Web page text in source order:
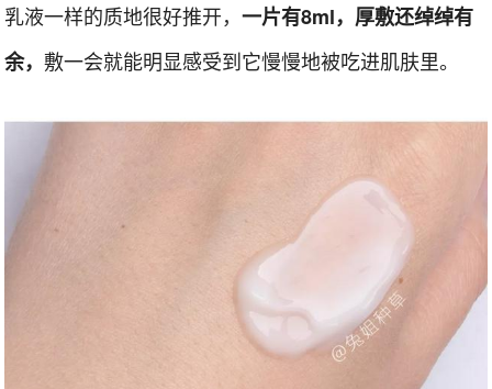
乳液一样的质地很好推开，一片有8ml，厚敷还绰绰有
余，敷一会就能明显感受到它慢慢地被吃进肌肤里。